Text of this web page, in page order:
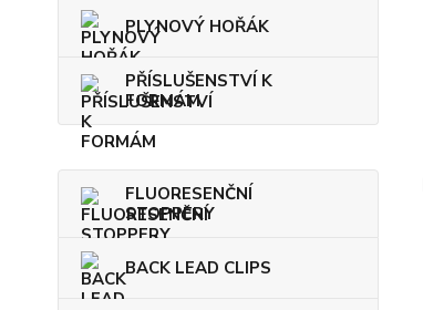
PLYNOVÝ HOŘÁK
PŘÍSLUŠENSTVÍ K
FORMÁM
FLUORESENČNÍ
STOPPERY
BACK LEAD CLIPS